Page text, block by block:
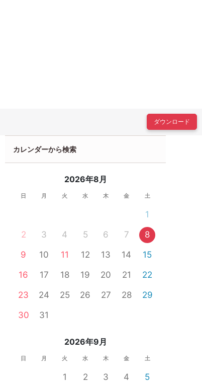
ダウンロード
横浜市内その他 大和市
カレンダーから検索
2026年8月
日 月 火 水 木 金 土
1
2
3 4 5 6 7
8
9
10 11 12 13 14
15
16
17 18 19 20 21
22
23
24 25 26 27 28
29
30
31
2026年9月
日 月 火 水 木 金 土
1 2 3 4
5